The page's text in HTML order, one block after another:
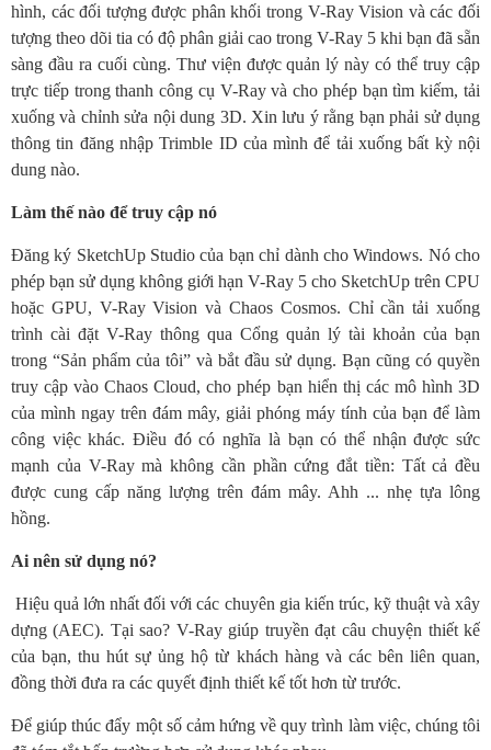
hình, các đối tượng được phân khối trong V-Ray Vision và các đối
tượng theo dõi tia có độ phân giải cao trong V-Ray 5 khi bạn đã sẵn
sàng đầu ra cuối cùng. Thư viện được quản lý này có thể truy cập
trực tiếp trong thanh công cụ V-Ray và cho phép bạn tìm kiếm, tải
xuống và chỉnh sửa nội dung 3D. Xin lưu ý rằng bạn phải sử dụng
thông tin đăng nhập Trimble ID của mình để tải xuống bất kỳ nội
dung nào.
Làm thế nào để truy cập nó
Đăng ký SketchUp Studio của bạn chỉ dành cho Windows. Nó cho
phép bạn sử dụng không giới hạn V-Ray 5 cho SketchUp trên CPU
hoặc GPU, V-Ray Vision và Chaos Cosmos. Chỉ cần tải xuống
trình cài đặt V-Ray thông qua Cổng quản lý tài khoản của bạn
trong “Sản phẩm của tôi” và bắt đầu sử dụng. Bạn cũng có quyền
truy cập vào Chaos Cloud, cho phép bạn hiển thị các mô hình 3D
của mình ngay trên đám mây, giải phóng máy tính của bạn để làm
công việc khác. Điều đó có nghĩa là bạn có thể nhận được sức
mạnh của V-Ray mà không cần phần cứng đắt tiền: Tất cả đều
được cung cấp năng lượng trên đám mây. Ahh ... nhẹ tựa lông
hồng.
Ai nên sử dụng nó?
Hiệu quả lớn nhất đối với các chuyên gia kiến ​​trúc, kỹ thuật và xây
dựng (AEC). Tại sao? V-Ray giúp truyền đạt câu chuyện thiết kế
của bạn, thu hút sự ủng hộ từ khách hàng và các bên liên quan,
đồng thời đưa ra các quyết định thiết kế tốt hơn từ trước.
Để giúp thúc đẩy một số cảm hứng về quy trình làm việc, chúng tôi